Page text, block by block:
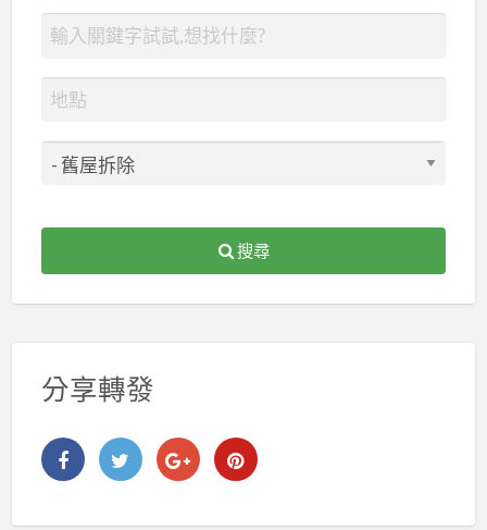
搜尋
分享轉發